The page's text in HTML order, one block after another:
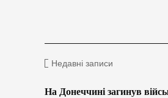
Недавні записи
На Донеччині загинув